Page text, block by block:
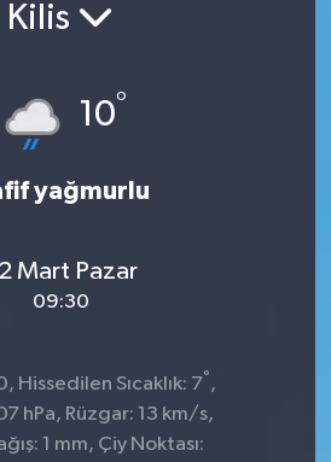
Kilis
10°
yağmurlu
Mart Pazar
09:30
Hissedilen Sıcaklık: 7° ,
hPa, Rüzgar: 13 km/s,
1 mm, Çiy Noktası: